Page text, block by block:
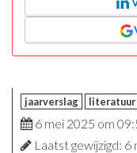
jaarverslag literatuur
6 mei 2025 om
Laatst gewijzigd: